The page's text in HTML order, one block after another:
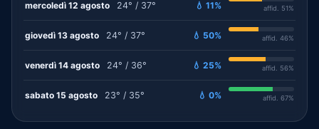
mercoledì 12 agosto 24° / 37° 💧 11% affid. 51%
giovedì 13 agosto 24° / 37° 💧 50% affid. 46%
venerdì 14 agosto 24° / 36° 💧 25% affid. 56%
sabato 15 agosto 23° / 35° 💧 0% affid. 67%